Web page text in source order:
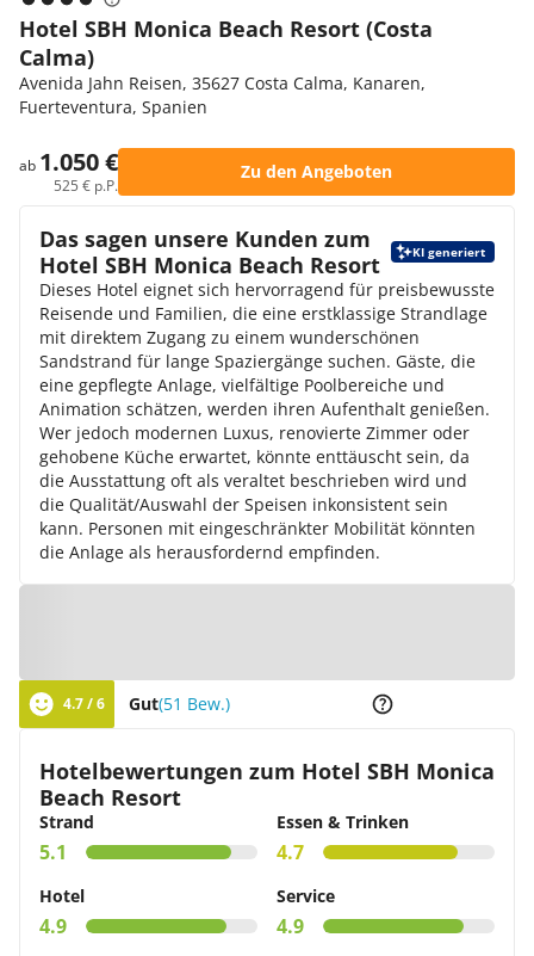
Hotel SBH Monica Beach Resort (Costa
Calma)
Avenida Jahn Reisen, 35627 Costa Calma, Kanaren,
Fuerteventura, Spanien
ab 1.050 €
525 € p.P.
Zu den Angeboten
Das sagen unsere Kunden zum
Hotel SBH Monica Beach Resort
KI generiert
Dieses Hotel eignet sich hervorragend für preisbewusste
Reisende und Familien, die eine erstklassige Strandlage
mit direktem Zugang zu einem wunderschönen
Sandstrand für lange Spaziergänge suchen. Gäste, die
eine gepflegte Anlage, vielfältige Poolbereiche und
Animation schätzen, werden ihren Aufenthalt genießen.
Wer jedoch modernen Luxus, renovierte Zimmer oder
gehobene Küche erwartet, könnte enttäuscht sein, da
die Ausstattung oft als veraltet beschrieben wird und
die Qualität/Auswahl der Speisen inkonsistent sein
kann. Personen mit eingeschränkter Mobilität könnten
die Anlage als herausfordernd empfinden.
4.7 / 6 Gut(51 Bew.)
Hotelbewertungen zum Hotel SBH Monica
Beach Resort
Strand
5.1
Essen & Trinken
4.7
Hotel
4.9
Service
4.9